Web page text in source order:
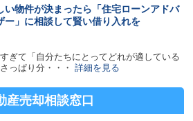
い物件が決まったら「住宅ローンアドバ
ー」に相談して賢い借り入れを
ぎて「自分たちにとってどれが適している
っぱり分・・・詳細を見る
産売却相談窓口